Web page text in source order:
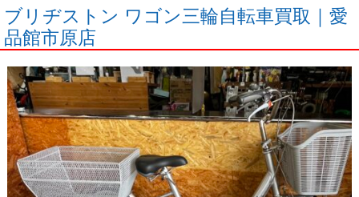
ブリヂストン ワゴン三輪自転車買取｜愛
品館市原店